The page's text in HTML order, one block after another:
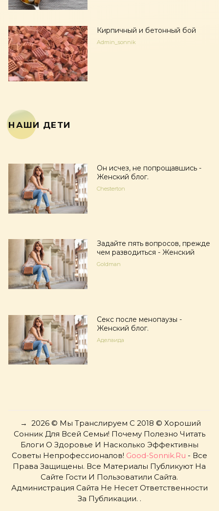
Кирпичный и бетонный бой
Admin_sonnik
НАШИ ДЕТИ
Он исчез, не попрощавшись -
Женский блог.
Chesterton
Задайте пять вопросов, прежде
чем разводиться - Женский
Goldman
Секс после менопаузы -
Женский блог.
Аделаида
→ 2026© Мы Транслируем С 2018 © Хороший
Сонник Для Всей Семьи! Почему Полезно Читать
Блоги О Здоровье И Насколько Эффективны
Советы Непрофессионалов! Good-Sonnik.ru - Все
Права Защищены. Все Материалы Публикуют На
Сайте Гости И Пользоватили Сайта.
Администрация Сайта Не Несет Ответственности
За Публикации. .